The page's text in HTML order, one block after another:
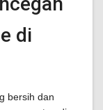
di
bersih dan